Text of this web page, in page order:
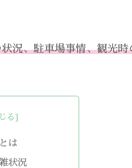
況、駐車場事情、観光時
は
状況